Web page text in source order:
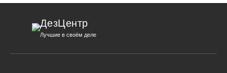
ДезЦентр
Лучшие в своём деле